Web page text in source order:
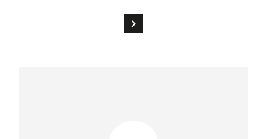
chevron_right